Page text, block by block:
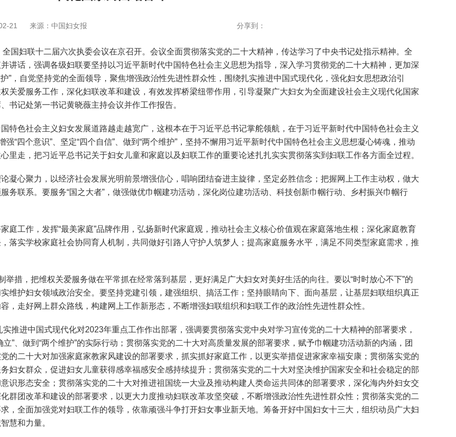
21 来源：中国妇女报 分享到：
妇联十二届六次执委会议在京召开。会议全面贯彻落实党的二十大精神，传达学习了中央书记处指示精神。全
讲话，强调各级妇联要坚持以习近平新时代中国特色社会主义思想为指导，深入学习贯彻党的二十大精神，更加深
”，自觉坚持党的全面领导，聚焦增强政治性先进性群众性，围绕扎实推进中国式现代化，强化妇女思想政治引
关爱服务工作，深化妇联改革和建设，有效发挥桥梁纽带作用，引导凝聚广大妇女为全面建设社会主义现代化国家
书记处第一书记黄晓薇主持会议并作工作报告。
色社会主义妇女发展道路越走越宽广，这根本在于习近平总书记掌舵领航，在于习近平新时代中国特色社会主义
“四个意识”、坚定“四个自信”、做到“两个维护”，坚持不懈用习近平新时代中国特色社会主义思想凝心铸魂，推动
里走，把习近平总书记关于妇女儿童和家庭以及妇联工作的重要论述扎扎实实贯彻落实到妇联工作各方面全过程。
心聚力，以经济社会发展光明前景增强信心，唱响团结奋进主旋律，坚定必胜信念；把握网上工作主动权，做大
务联系。要服务“国之大者”，做强做优巾帼建功活动，深化岗位建功活动、科技创新巾帼行动、乡村振兴巾帼行
工作，发挥“最美家庭”品牌作用，弘扬新时代家庭观，推动社会主义核心价值观在家庭落地生根；深化家庭教育
落实学校家庭社会协同育人机制，共同做好引路人守护人筑梦人；提高家庭服务水平，满足不同类型家庭需求，推
措，把维权关爱服务做在平常抓在经常落到基层，更好满足广大妇女对美好生活的向往。要以“时时放心不下”的
维护妇女领域政治安全。要坚持党建引领，建强组织、搞活工作；坚持眼睛向下、面向基层，让基层妇联组织真正
，走好网上群众路线，构建网上工作新形态，不断增强妇联组织和妇联工作的政治性先进性群众性。
进中国式现代化对2023年重点工作作出部署，强调要贯彻落实党中央对学习宣传党的二十大精神的部署要求，
”、做到“两个维护”的实际行动；贯彻落实党的二十大对高质量发展的部署要求，赋予巾帼建功活动新的内涵，团
的二十大对加强家庭家教家风建设的部署要求，抓实抓好家庭工作，以更实举措促进家家幸福安康；贯彻落实党的
妇女群众，促进妇女儿童获得感幸福感安全感持续提升；贯彻落实党的二十大对坚决维护国家安全和社会稳定的部
识形态安全；贯彻落实党的二十大对推进祖国统一大业及推动构建人类命运共同体的部署要求，深化海内外妇女交
群团改革和建设的部署要求，以更大力度推动妇联改革攻坚突破，不断增强政治性先进性群众性；贯彻落实党的二
，全面加强党对妇联工作的领导，依靠顽强斗争打开妇女事业新天地。筹备开好中国妇女十三大，组织动员广大妇
慧和力量。